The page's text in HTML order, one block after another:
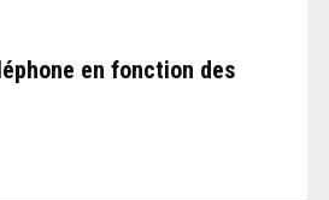
en fonction des